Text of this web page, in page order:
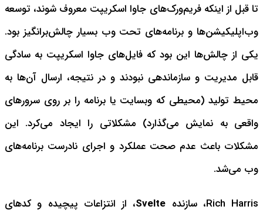
تا قبل از اینکه فریم‌ورک‌های جاوا اسکریپت معروف شوند، توسعه
وب‌اپلیکیشن‌ها و برنامه‌های تحت وب بسیار چالش‌برانگیز بود.
یکی از چالش‌ها این بود که فایل‌های جاوا اسکریپت به سادگی
قابل مدیریت و سازماندهی نبودند و در نتیجه، ارسال آن‌ها به
محیط تولید (محیطی که وبسایت یا برنامه را بر روی سرورهای
واقعی به نمایش می‌گذارد) مشکلاتی را ایجاد می‌کرد. این
مشکلات باعث عدم صحت عملکرد و اجرای نادرست برنامه‌های
وب می‌شد.
Rich Harris، سازنده Svelte، از انتزاعات پیچیده و کدهای